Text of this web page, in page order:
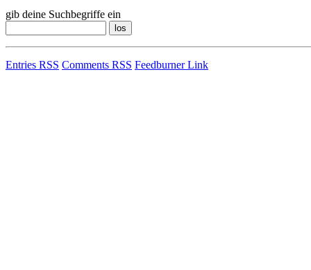
gib deine Suchbegriffe ein
Entries RSS Comments RSS Feedburner Link